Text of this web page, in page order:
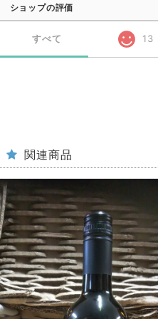
ショップの評価
すべて 13
関連商品